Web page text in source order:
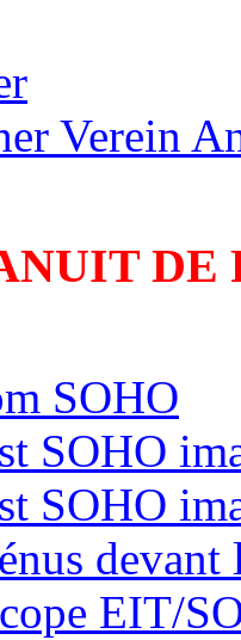
Verein
DE
SOHO
SOHO
SOHO
EIT/